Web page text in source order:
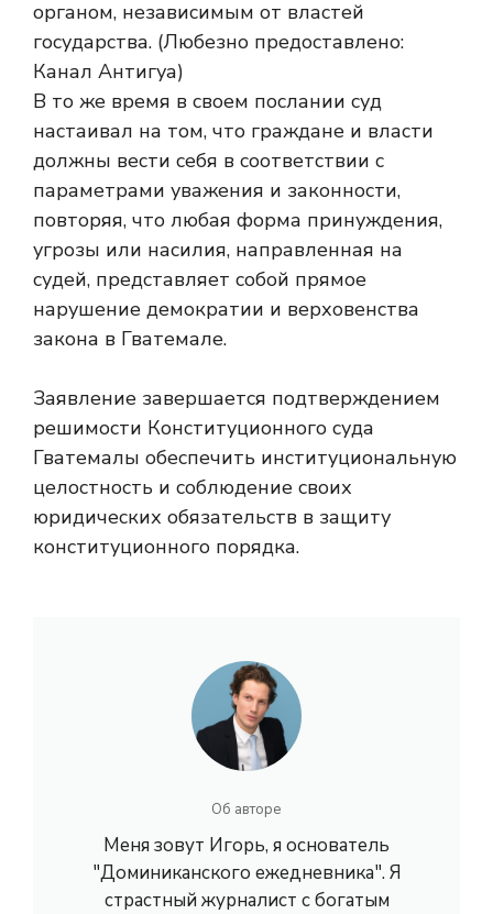
В то же время в своем послании суд
настаивал на том, что граждане и власти
должны вести себя в соответствии с
параметрами уважения и законности,
повторяя, что любая форма принуждения,
угрозы или насилия, направленная на
судей, представляет собой прямое
нарушение демократии и верховенства
закона в Гватемале.
Заявление завершается подтверждением
решимости Конституционного суда
Гватемалы обеспечить институциональную
целостность и соблюдение своих
юридических обязательств в защиту
конституционного порядка.
Об авторе
Меня зовут Игорь, я основатель
"Доминиканского ежедневника". Я
страстный журналист с богатым